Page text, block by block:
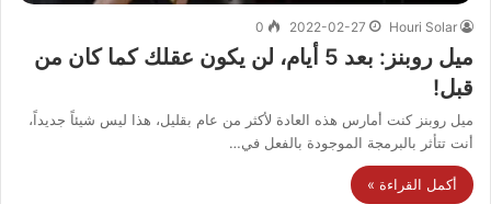
Houri Solar
2022-02-27
0
ميل روبنز: بعد 5 أيام، لن يكون عقلك كما كان من
قبل!
ميل روبنز كنت أمارس هذه العادة لأكثر من عام بقليل، هذا ليس شيئاً جديداً،
أنت تتأثر بالبرمجة الموجودة بالفعل في…
أكمل القراءة »